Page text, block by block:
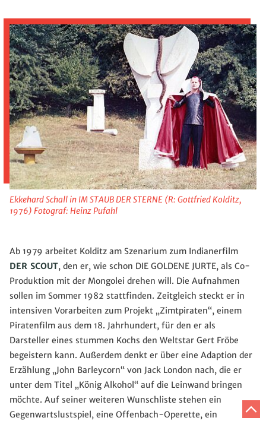
Ekkehard Schall in IM STAUB DER STERNE (R: Gottfried Kolditz,
1976) Fotograf: Heinz Pufahl
Ab 1979 arbeitet Kolditz am Szenarium zum Indianerfilm
DER SCOUT, den er, wie schon DIE GOLDENE JURTE, als Co-
Produktion mit der Mongolei drehen will. Die Aufnahmen
sollen im Sommer 1982 stattfinden. Zeitgleich steckt er in
intensiven Vorarbeiten zum Projekt „Zimtpiraten“, einem
Piratenfilm aus dem 18. Jahrhundert, für den er als
Darsteller eines stummen Kochs den Weltstar Gert Fröbe
begeistern kann. Außerdem denkt er über eine Adaption der
Erzählung „John Barleycorn“ von Jack London nach, die er
unter dem Titel „König Alkohol“ auf die Leinwand bringen
möchte. Auf seiner weiteren Wunschliste stehen ein
Gegenwartslustspiel, eine Offenbach-Operette, ein